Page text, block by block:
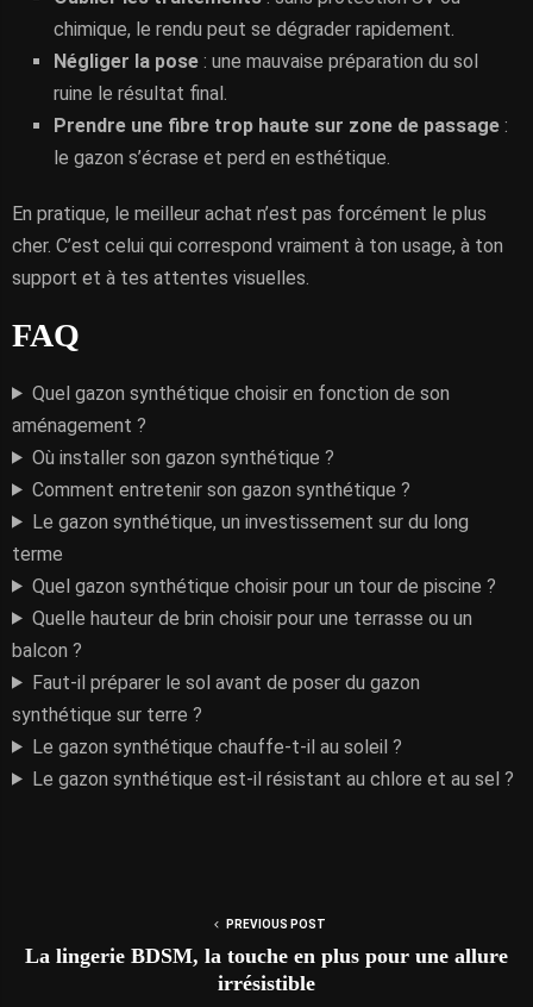
chimique, le rendu peut se dégrader rapidement.
Négliger la pose : une mauvaise préparation du sol
ruine le résultat final.
Prendre une fibre trop haute sur zone de passage :
le gazon s’écrase et perd en esthétique.
En pratique, le meilleur achat n’est pas forcément le plus
cher. C’est celui qui correspond vraiment à ton usage, à ton
support et à tes attentes visuelles.
FAQ
Quel gazon synthétique choisir en fonction de son
aménagement ?
Où installer son gazon synthétique ?
Comment entretenir son gazon synthétique ?
Le gazon synthétique, un investissement sur du long
terme
Quel gazon synthétique choisir pour un tour de piscine ?
Quelle hauteur de brin choisir pour une terrasse ou un
balcon ?
Faut-il préparer le sol avant de poser du gazon
synthétique sur terre ?
Le gazon synthétique chauffe-t-il au soleil ?
Le gazon synthétique est-il résistant au chlore et au sel ?
PREVIOUS POST
La lingerie BDSM, la touche en plus pour une allure
irrésistible